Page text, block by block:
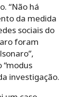
“Não há
da medida
sociais do
foram
investigação.